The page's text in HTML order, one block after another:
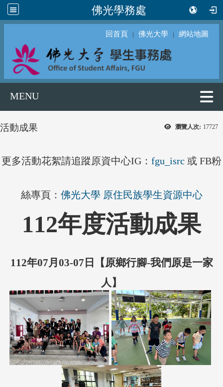
佛光學務處
回首頁 ｜ 佛光大學 ｜ 網站地圖
MENU
瀏覽人次: 17727
活動成果
更多活動花絮請追蹤原資中心IG： fgu_isrc 或 FB粉
絲專頁： 佛光大學 原住民族學生資源中心
112年度活動成果
112年07月03-07日【原鄉行腳-我們原是一家
人】